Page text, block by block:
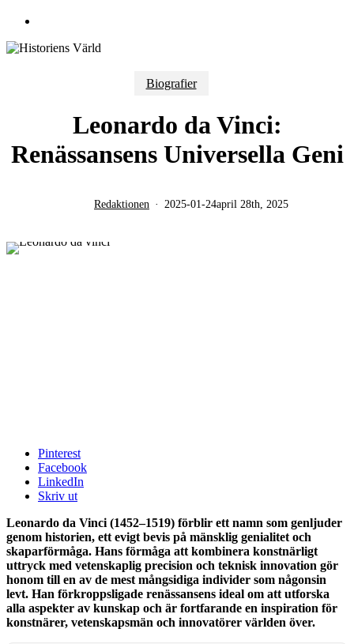
Biografier
Leonardo da Vinci:
Renässansens Universella Geni
Redaktionen 2025-01-24april 28th, 2025
Pinterest
Facebook
LinkedIn
Skriv ut
Leonardo da Vinci (1452–1519) förblir ett namn som genljuder
genom historien, ett evigt bevis på mänsklig genialitet och
skaparförmåga. Hans förmåga att kombinera konstnärligt
uttryck med vetenskaplig precision och teknisk innovation gör
honom till en av de mest mångsidiga individer som någonsin
levt. Han förkroppsligade renässansens ideal om att utforska
alla aspekter av kunskap och är fortfarande en inspiration för
konstnärer, vetenskapsmän och innovatörer världen över.